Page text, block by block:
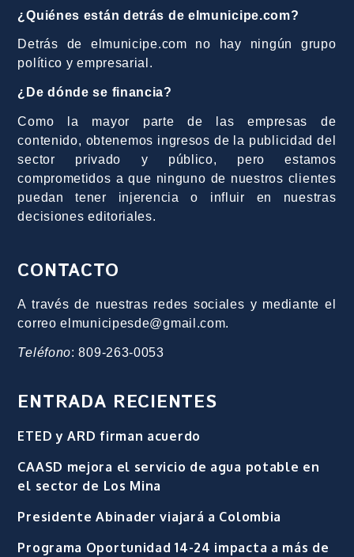
¿Quiénes están detrás de elmunicipe.com?
Detrás de elmunicipe.com no hay ningún grupo
político y empresarial.
¿De dónde se financia?
Como la mayor parte de las empresas de
contenido, obtenemos ingresos de la publicidad del
sector privado y público, pero estamos
comprometidos a que ninguno de nuestros clientes
puedan tener injerencia o influir en nuestras
decisiones editoriales.
CONTACTO
A través de nuestras redes sociales y mediante el
correo elmunicipesde@gmail.com.
Teléfono: 809-263-0053
ENTRADA RECIENTES
ETED y ARD firman acuerdo
CAASD mejora el servicio de agua potable en
el sector de Los Mina
Presidente Abinader viajará a Colombia
Programa Oportunidad 14-24 impacta a más de